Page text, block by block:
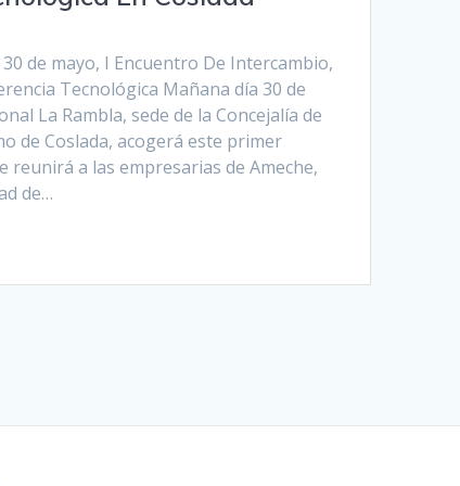
de mayo, I Encuentro De Intercambio,
Tecnológica Mañana día 30 de
La Rambla, sede de la Concejalía de
de Coslada, acogerá este primer
reunirá a las empresarias de Ameche,
de…